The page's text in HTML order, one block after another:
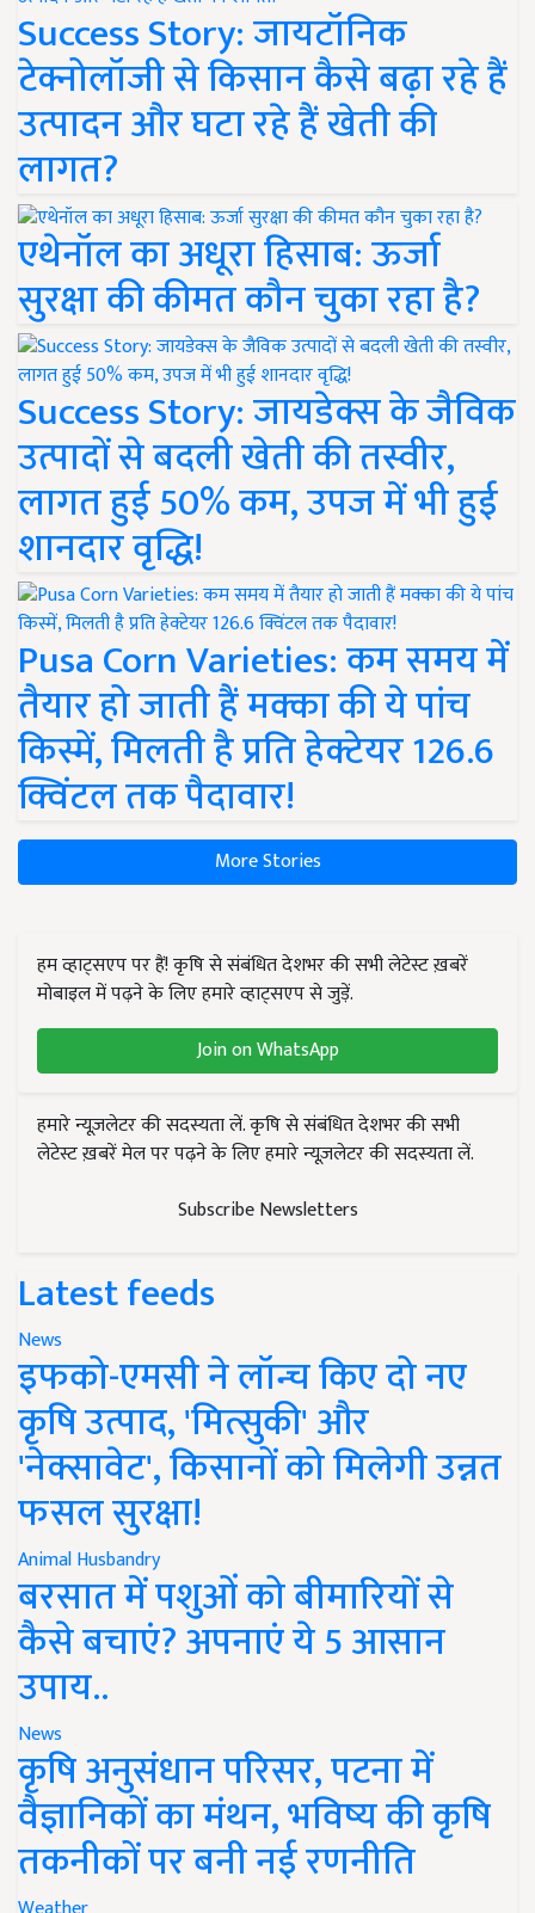
Success Story: जायटॉनिक
टेक्नोलॉजी से किसान कैसे बढ़ा रहे हैं
उत्पादन और घटा रहे हैं खेती की
लागत?
एथेनॉल का अधूरा हिसाब: ऊर्जा
सुरक्षा की कीमत कौन चुका रहा है?
Success Story: जायडेक्स के जैविक
उत्पादों से बदली खेती की तस्वीर,
लागत हुई 50% कम, उपज में भी हुई
शानदार वृद्धि!
Pusa Corn Varieties: कम समय में
तैयार हो जाती हैं मक्का की ये पांच
किस्में, मिलती है प्रति हेक्टेयर 126.6
क्विंटल तक पैदावार!
More Stories
हम व्हाट्सएप पर हैं! कृषि से संबंधित देशभर की सभी लेटेस्ट ख़बरें
मोबाइल में पढ़ने के लिए हमारे व्हाट्सएप से जुड़ें.
Join on WhatsApp
हमारे न्यूज़लेटर की सदस्यता लें. कृषि से संबंधित देशभर की सभी
लेटेस्ट ख़बरें मेल पर पढ़ने के लिए हमारे न्यूज़लेटर की सदस्यता लें.
Subscribe Newsletters
Latest feeds
News
इफको-एमसी ने लॉन्च किए दो नए
कृषि उत्पाद, 'मित्सुकी' और
'नेक्सावेट', किसानों को मिलेगी उन्नत
फसल सुरक्षा!
Animal Husbandry
बरसात में पशुओं को बीमारियों से
कैसे बचाएं? अपनाएं ये 5 आसान
उपाय..
News
कृषि अनुसंधान परिसर, पटना में
वैज्ञानिकों का मंथन, भविष्य की कृषि
तकनीकों पर बनी नई रणनीति